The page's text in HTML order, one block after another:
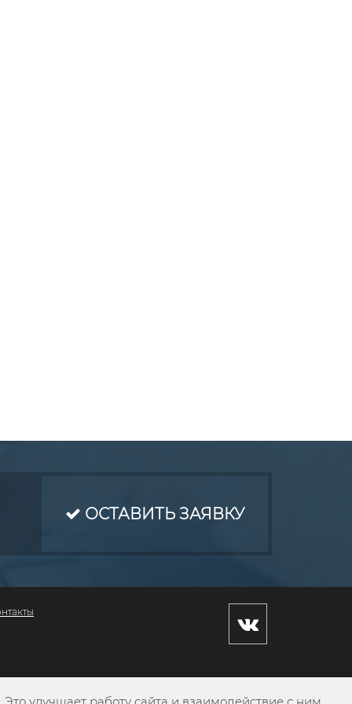
ОСТАВИТЬ ЗАЯВКУ